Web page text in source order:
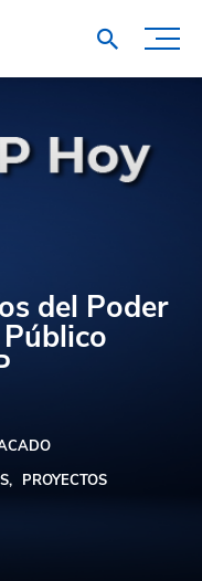
del Poder
PROYECTOS